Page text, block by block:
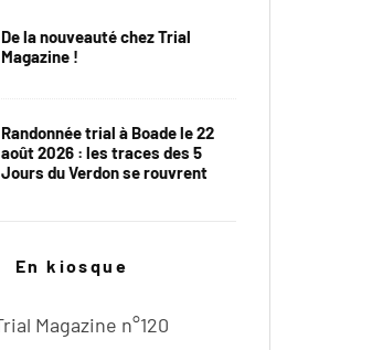
De la nouveauté chez Trial
Magazine !
Randonnée trial à Boade le 22
août 2026 : les traces des 5
Jours du Verdon se rouvrent
En kiosque